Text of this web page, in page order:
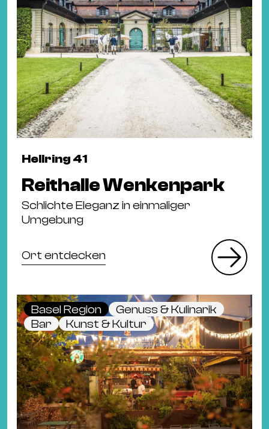
Hellring 41
Reithalle Wenkenpark
Schlichte Eleganz in einmaliger
Umgebung
Ort entdecken
Basel Region
Genuss & Kulinarik
Bar
Kunst & Kultur